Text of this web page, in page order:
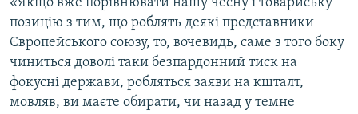
«Якщо вже порівнювати нашу чесну і товариську
позицію з тим, що роблять деякі представники
Європейського союзу, то, вочевидь, саме з того боку
чиниться доволі таки безпардонний тиск на
фокусні держави, робляться заяви на кшталт,
мовляв, ви маєте обирати, чи назад у темне